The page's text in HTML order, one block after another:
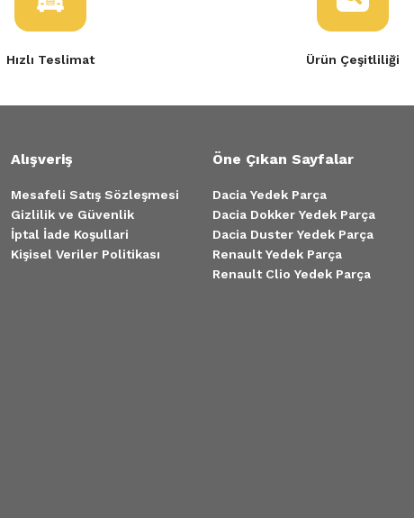
Hızlı Teslimat Ürün Çeşitliliği
Alışveriş
Mesafeli Satış Sözleşmesi
Gizlilik ve Güvenlik
İptal İade Koşullari
Kişisel Veriler Politikası
Öne Çıkan Sayfalar
Dacia Yedek Parça
Dacia Dokker Yedek Parça
Dacia Duster Yedek Parça
Renault Yedek Parça
Renault Clio Yedek Parça